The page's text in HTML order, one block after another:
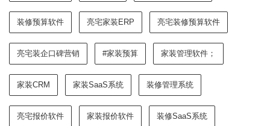
装修预算软件 亮宅家装ERP 亮宅装修预算软件
亮宅装企口碑营销 #家装预算 家装管理软件；
家装CRM 家装SaaS系统 装修管理系统
亮宅报价软件 家装报价软件 装修SaaS系统